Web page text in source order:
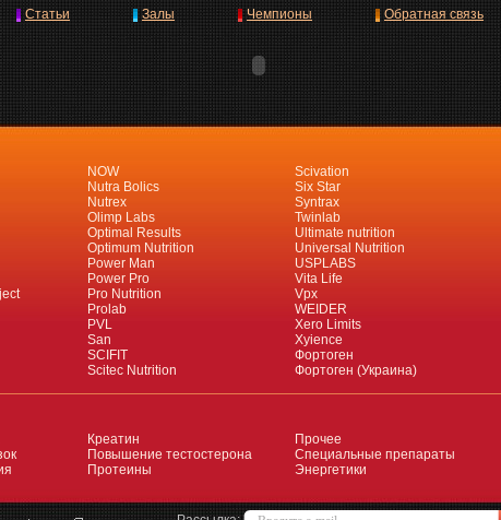
Статьи Залы Чемпионы Обратная связь
NOW
Nutra Bolics
Nutrex
Olimp Labs
Optimal Results
Optimum Nutrition
Power Man
Power Pro
Pro Nutrition
Prolab
PVL
San
SCIFIT
Scitec Nutrition
Scivation
Six Star
Syntrax
Twinlab
Ultimate nutrition
Universal Nutrition
USPLABS
Vita Life
Vpx
WEIDER
Xero Limits
Xyience
Фортоген
Фортоген (Украина)
Креатин
Повышение тестостерона
Протеины
Прочее
Специальные препараты
Энергетики